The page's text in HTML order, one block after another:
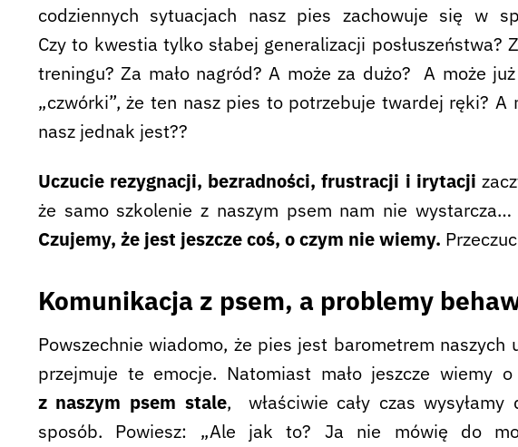
codziennych sytuacjach nasz pies zachowuje się w
Czy to kwestia tylko słabej generalizacji
treningu? Za mało nagród? A może za dużo? A może
„czwórki”, że ten nasz pies to potrzebuje twardej ręki?
nasz jednak jest??
Uczucie rezygnacji, bezradności, frustracji i irytacji
że samo szkolenie z naszym psem nam nie
Czujemy, że jest jeszcze coś, o czym nie wiemy.
Komunikacja z psem, a problemy
Powszechnie wiadomo, że pies jest barometrem
przejmuje te emocje. Natomiast mało jeszcze wiemy
z naszym psem stale, właściwie cały czas
sposób. Powiesz: „Ale jak to? Ja nie mówię do